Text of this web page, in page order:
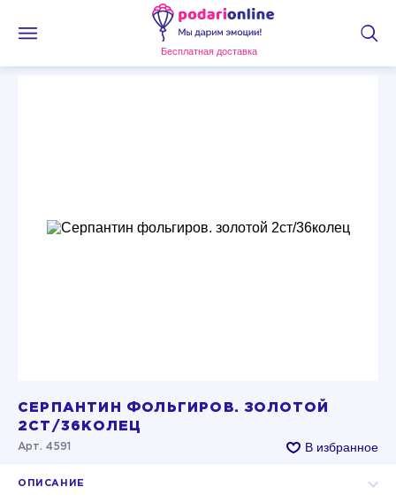
Бесплатная доставка
СЕРПАНТИН ФОЛЬГИРОВ. ЗОЛОТОЙ
2СТ/36КОЛЕЦ
Арт. 4591 В избранное
ОПИСАНИЕ